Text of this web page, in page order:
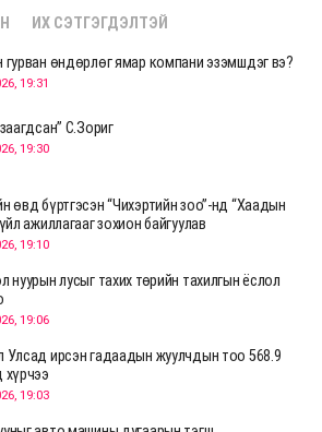
ИХ СЭТГЭГДЭЛТЭЙ
гурван өндөрлөг ямар компани эзэмшдэг вэ?
19:31
С.Зориг
19:30
өвд бүртгэсэн “Чихэртийн зоо”-нд “Хаадын
ажиллагааг зохион байгуулав
19:10
нуурын лусыг тахих төрийн тахилгын ёслол
19:06
Улсад ирсэн гадаадын жуулчдын тоо 568.9
хүрчээ
19:03